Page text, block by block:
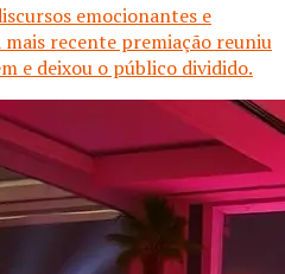
emocionantes e
mais recente premiação reuniu
e deixou o público dividido.